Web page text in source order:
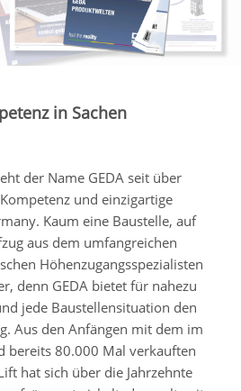
in Sachen
der Name GEDA seit über
und einzigartige
Kaum eine Baustelle, auf
aus dem umfangreichen
Höhenzugangsspezialisten
denn GEDA bietet für nahezu
jede Baustellensituation den
Aus den Anfängen mit dem im
bereits 80.000 Mal verkauften
hat sich über die Jahrzehnte